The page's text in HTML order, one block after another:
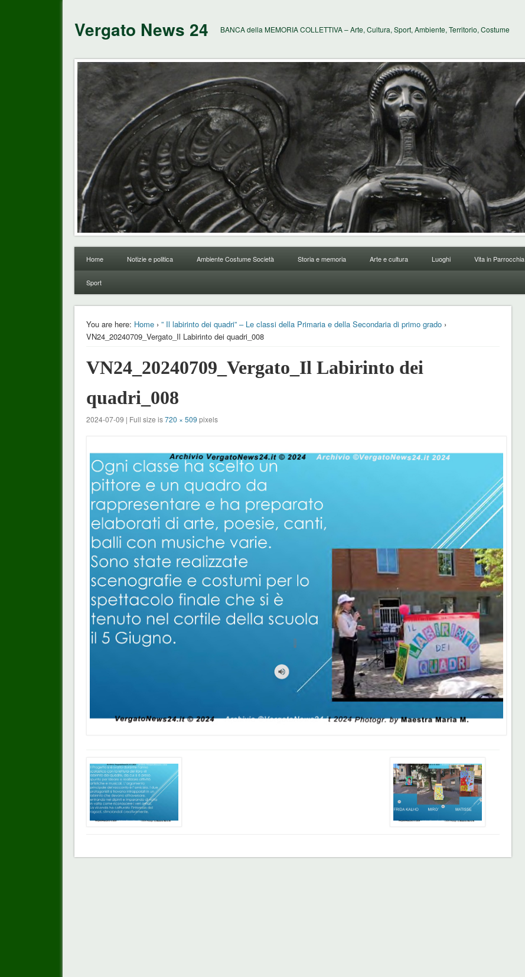
Vergato News 24 BANCA della MEMORIA COLLETTIVA – Arte, Cultura, Sport, Ambiente, Territorio, Costume
Home Notizie e politica Ambiente Costume Società Storia e memoria Arte e cultura Luoghi Vita in Parrocchia
Sport
You are here: Home› ” Il labirinto dei quadri” – Le classi della Primaria e della Secondaria di primo grado›
VN24_20240709_Vergato_Il Labirinto dei quadri_008
VN24_20240709_Vergato_Il Labirinto dei
quadri_008
2024-07-09 | Full size is720 × 509 pixels